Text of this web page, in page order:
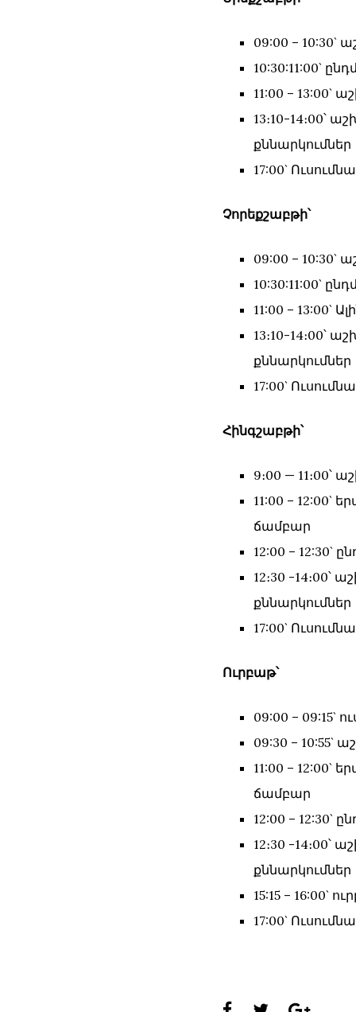
09:00 –
10:30:11:00`
11:00 –
13։10-
քննարկումներ
17:00`
Չորեքշաբթի՝
09:00 –
10:30:11:00`
11:00 –
13։10-
քննարկումներ
17:00`
Հինգշաբթի՝
9։00 —
11:00 – 12:00`
ճամբար
12:00 – 12:30`
12։30 -
քննարկումներ
17:00`
Ուրբաթ՝
09:00 – 09:15`
09:30 – 10:55`
11:00 – 12:00`
ճամբար
12:00 – 12:30`
12։30 -
քննարկումներ
15:15 – 16:00`
17:00`
Share